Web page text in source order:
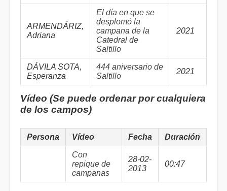
ARMENDÁRIZ,
Adriana
El día en que se
desplomó la
campana de la
Catedral de
Saltillo
2021
DÁVILA SOTA,
Esperanza
444 aniversario de
Saltillo
2021
Vídeo (Se puede ordenar por cualquiera
de los campos)
Persona Vídeo Fecha Duración
Con
repique de
campanas
28-02-
2013
00:47